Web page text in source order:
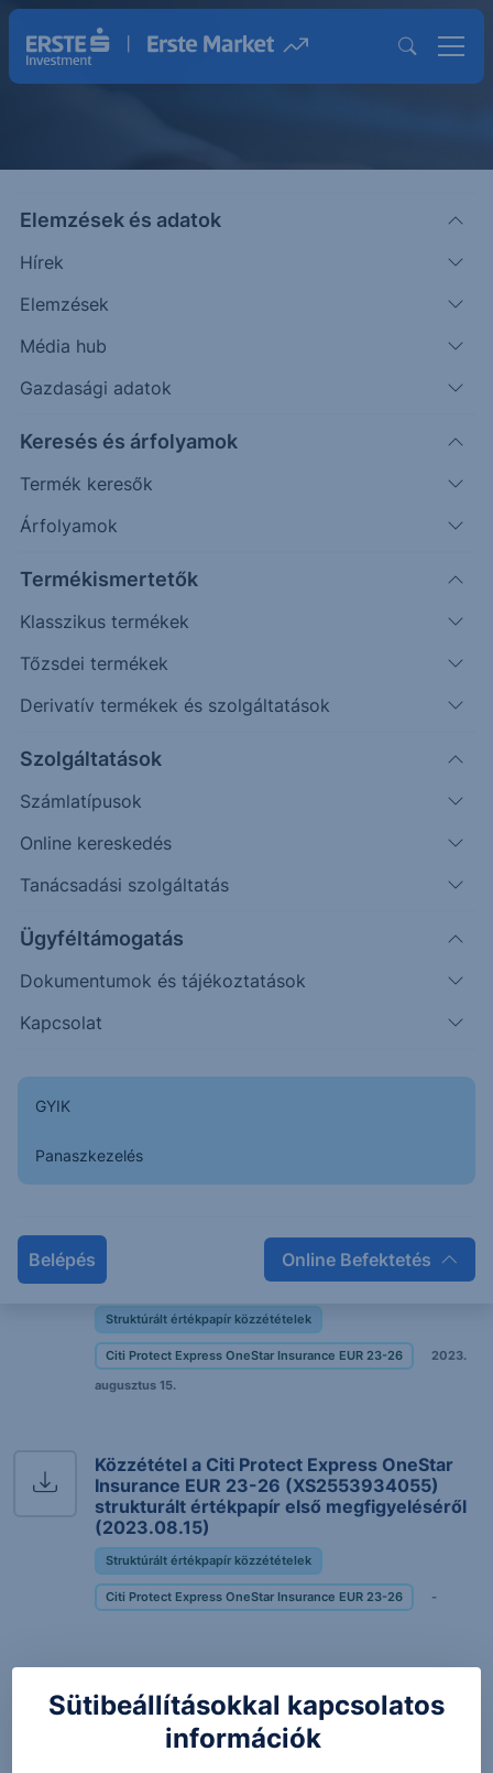
Elemzések és adatok
Hírek
Elemzések
Média hub
Gazdasági adatok
Keresés és árfolyamok
Termék keresők
Árfolyamok
Termékismertetők
Klasszikus termékek
Tőzsdei termékek
Derivatív termékek és szolgáltatások
Szolgáltatások
Számlatípusok
Online kereskedés
Tanácsadási szolgáltatás
Ügyféltámogatás
Dokumentumok és tájékoztatások
Kapcsolat
GYIK
Panaszkezelés
Belépés Online Befektetés
Közzétételek
Szűrés
4 találat
Közzététel a Citi Protect Express OneStar
strukturált értékpapír második
Struktúrált értékpapír közzétételek
Insurance EUR 23-26 (XS2553934055)
strukturált értékpapír harmadik
megfigyeléséről
Struktúrált értékpapír közzétételek
Citi Protect Express OneStar Insurance EUR 23-26
2023.
augusztus 15.
Közzététel a Citi Protect Express OneStar
Insurance EUR 23-26 (XS2553934055)
strukturált értékpapír első megfigyeléséről
(2023.08.15)
Struktúrált értékpapír közzétételek
Citi Protect Express OneStar Insurance EUR 23-26 -
Közzététel a Citi Protect Express OneStar
Insurance EUR 23-26 (XS2553934055)
strukturált értékpapír második
megfigyeléséről (2024.02.15)
Sütibeállításokkal kapcsolatos
információk